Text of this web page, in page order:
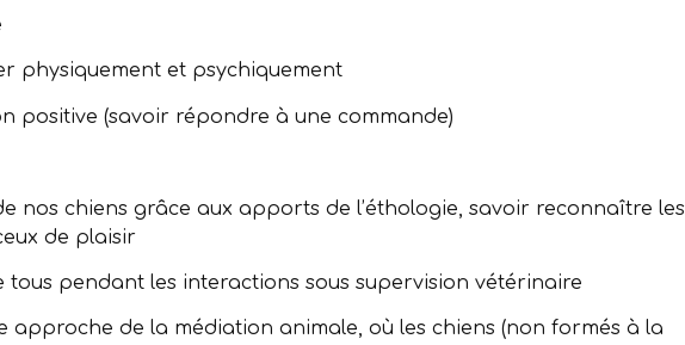
physiquement et psychiquement
positive (savoir répondre à une commande)
nos chiens grâce aux apports de l’éthologie, savoir reconnaître les
de plaisir
tous pendant les interactions sous supervision vétérinaire
approche de la médiation animale, où les chiens (non formés à la